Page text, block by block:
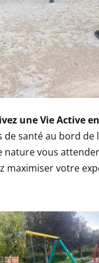
une Vie Active
santé au bord de
vous
maximiser votre